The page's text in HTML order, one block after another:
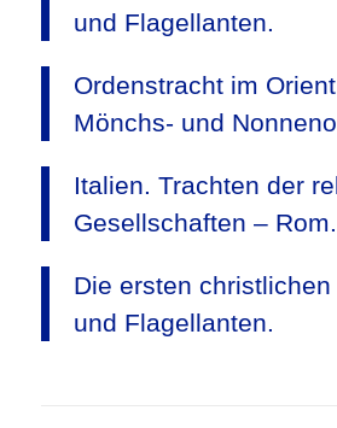
und Flagellanten.
Ordenstracht im
Mönchs- und
Italien. Trachten der
Gesellschaften – Rom.
Die ersten
und Flagellanten.